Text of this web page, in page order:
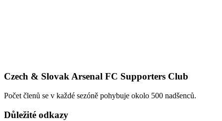
Czech & Slovak Arsenal FC Supporters Club
Počet členů se v každé sezóně pohybuje okolo 500 nadšenců.
Důležité odkazy